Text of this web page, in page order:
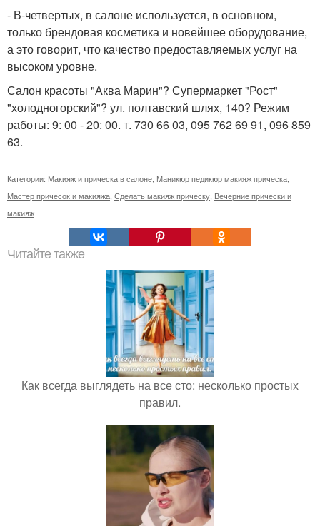
- В-четвертых, в салоне используется, в основном,
только брендовая косметика и новейшее оборудование,
а это говорит, что качество предоставляемых услуг на
высоком уровне.
Салон красоты "Аква Марин"? Супермаркет "Рост"
"холодногорский"? ул. полтавский шлях, 140? Режим
работы: 9: 00 - 20: 00. т. 730 66 03, 095 762 69 91, 096 859
63.
Категории: Макияж и прическа в салоне, Маникюр педикюр макияж прическа,
Мастер причесок и макияжа, Сделать макияж прическу, Вечерние прически и
макияж
Читайте также
Как всегда выглядеть на все сто: несколько простых
правил.